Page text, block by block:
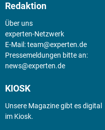
Redaktion
Über uns
experten-Netzwerk
E-Mail:team@experten.de
Pressemeldungen bitte an:
news@experten.de
KIOSK
Unsere Magazine gibt es digital
im Kiosk.